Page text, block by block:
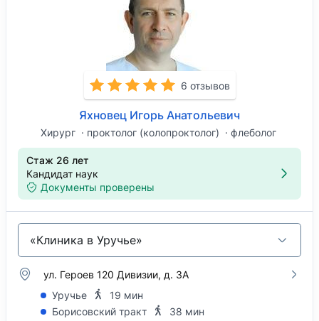
6 отзывов
Яхновец Игорь Анатольевич
Хирург проктолог (колопроктолог) флеболог
Стаж 26 лет
Кандидат наук
Документы проверены
«Клиника в Уручье»
ул. Героев 120 Дивизии, д. 3А
Уручье
19 мин
Борисовский тракт
38 мин